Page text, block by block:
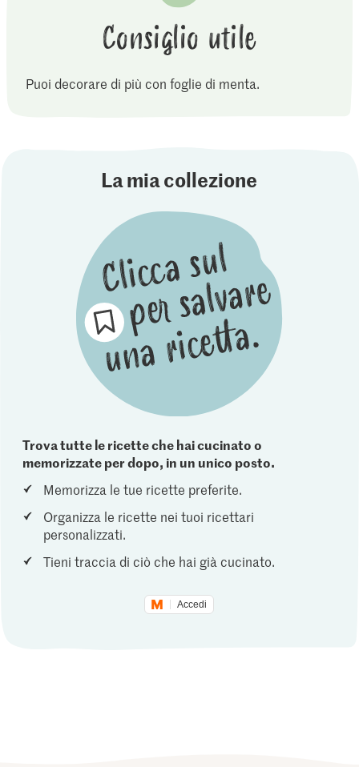
Consiglio utile
Puoi decorare di più con foglie di menta.
La mia collezione
Trova tutte le ricette che hai cucinato o
memorizzate per dopo, in un unico posto.
Memorizza le tue ricette preferite.
Organizza le ricette nei tuoi ricettari
personalizzati.
Tieni traccia di ciò che hai già cucinato.
Accedi